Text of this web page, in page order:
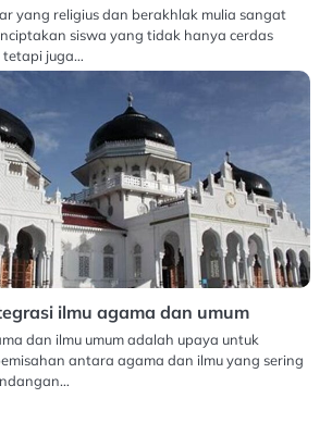
yang religius dan berakhlak mulia sangat
siswa yang tidak hanya cerdas
tetapi juga…
ilmu agama dan umum
dan ilmu umum adalah upaya untuk
antara agama dan ilmu yang sering